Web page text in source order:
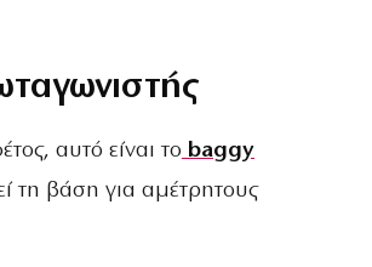
αυτό είναι το baggy
τη βάση για αμέτρητους